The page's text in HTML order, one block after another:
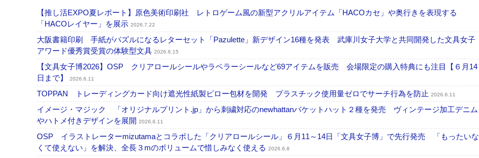
【推し活EXPO夏レポート】原色美術印刷社 レトロゲーム風の新型アクリルアイテム「HACOカセ」や奥行きを表現する
「HACOレイヤー」を展示 2026.7.22
大阪書籍印刷 手紙がパズルになるレターセット「Pazulette」新デザイン16種を発表 武庫川女子大学と共同開発した文具女子
アワード優秀賞受賞の体験型文具 2026.6.15
【文具女子博2026】OSP クリアロールシールやラベラーシールなど69アイテムを販売 会場限定の購入特典にも注目【６月14
日まで】
2026.6.11
TOPPAN トレーディングカード向け遮光性紙製ピロー包材を開発 プラスチック使用量ゼロでサーチ行為を防止 2026.6.11
イメージ・マジック 「オリジナルプリント.jp」から刺繍対応のnewhattanバケットハット２種を発売 ヴィンテージ加工デニム
やハトメ付きデザインを展開 2026.6.11
OSP イラストレーターmizutamaとコラボした「クリアロールシール」６月11～14日「文具女子博」で先行発売 「もったいな
くて使えない」を解決、全長３mのボリュームで惜しみなく使える 2026.6.8